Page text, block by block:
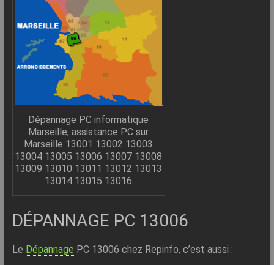
Simplement
Dépannage PC informatique
Marseille, assistance PC sur
Marseille 13001 13002 13003
13004 13005 13006 13007 13008
13009 13010 13011 13012 13013
13014 13015 13016
DÉPANNAGE PC 13006
Le Dépannage PC 13006 chez Repinfo, c’est aussi :